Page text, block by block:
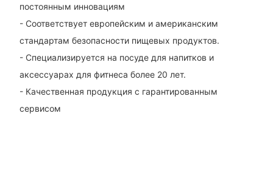
постоянным инновациям
- Соответствует европейским и американским
стандартам безопасности пищевых продуктов.
- Специализируется на посуде для напитков и
аксессуарах для фитнеса более 20 лет.
- Качественная продукция с гарантированным
сервисом